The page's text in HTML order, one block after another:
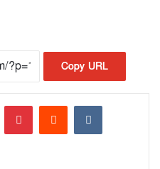
Copy URL